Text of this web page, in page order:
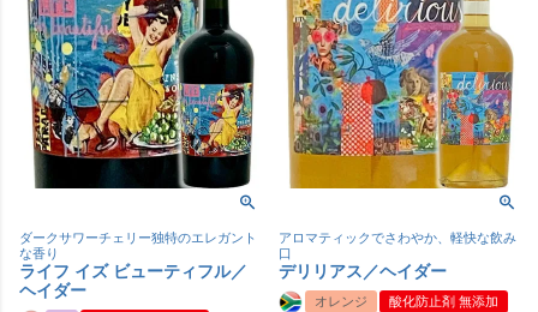
ダークサワーチェリー独特のエレガント
な香り
ライフ イズ ビューティフル／
ヘイダー
アロマティックでさわやか、軽快な飲み
口
デリリアス／ヘイダー
オレンジ
酸化防止剤 無添加